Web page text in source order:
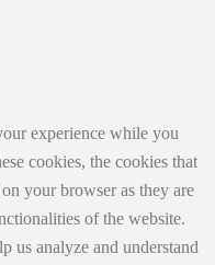
experience while you
cookies, the cookies that
your browser as they are
of the website.
us analyze and understand